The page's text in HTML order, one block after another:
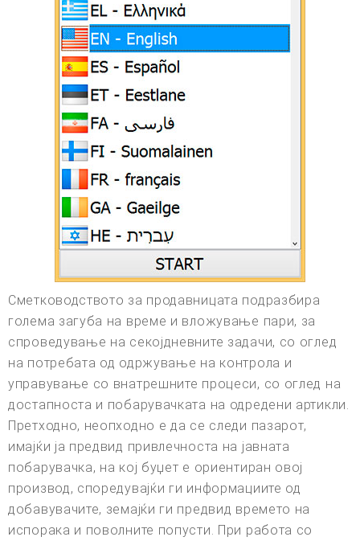
Сметководството за продавницата подразбира
голема загуба на време и вложување пари, за
спроведување на секојдневните задачи, со оглед
на потребата од одржување на контрола и
управување со внатрешните процеси, со оглед на
достапноста и побарувачката на одредени артикли.
Претходно, неопходно е да се следи пазарот,
имајќи ја предвид привлечноста на јавната
побарувачка, на кој буџет е ориентиран овој
производ, споредувајќи ги информациите од
добавувачите, земајќи ги предвид времето на
испорака и поволните попусти. При работа со